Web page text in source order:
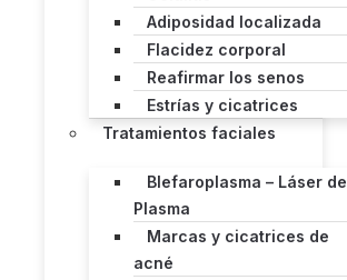
Adiposidad localizada
Flacidez corporal
Reafirmar los senos
Estrías y cicatrices
Tratamientos faciales
Blefaroplasma – Láser de
Plasma
Marcas y cicatrices de
acné